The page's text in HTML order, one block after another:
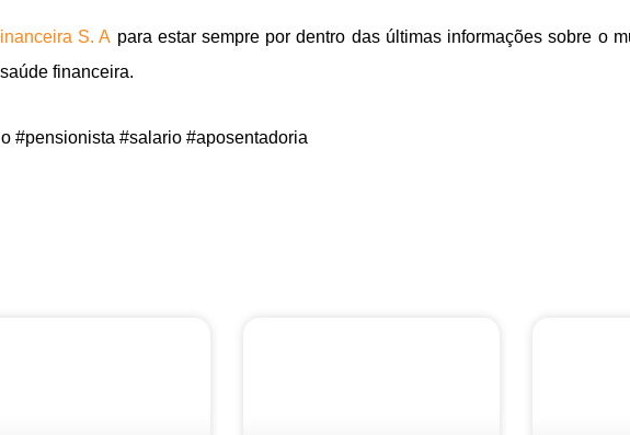
S. A para estar sempre por dentro das últimas informações sobre o
financeira.
#pensionista #salario #aposentadoria